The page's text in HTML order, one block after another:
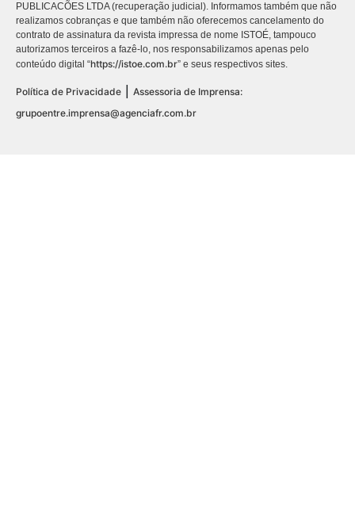
PUBLICACÕES LTDA (recuperação judicial). Informamos também que não
realizamos cobranças e que também não oferecemos cancelamento do
contrato de assinatura da revista impressa de nome ISTOÉ, tampouco
autorizamos terceiros a fazê-lo, nos responsabilizamos apenas pelo
conteúdo digital “https://istoe.com.br” e seus respectivos sites.
Política de Privacidade
Assessoria de Imprensa:
grupoentre.imprensa@agenciafr.com.br